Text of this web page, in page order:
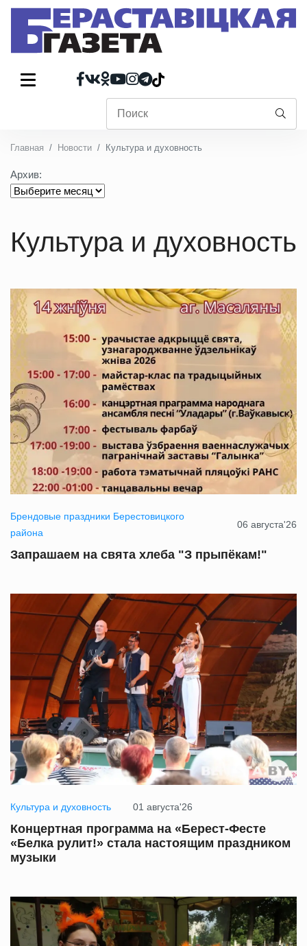
Главная Новости Культура и духовность
Архив:
Культура и духовность
Брендовые праздники Берестовицкого
района
06 августа'26
Запрашаем на свята хлеба "З прыпёкам!"
Культура и духовность 01 августа'26
Концертная программа на «Берест-Фесте
«Белка рулит!» стала настоящим праздником
музыки